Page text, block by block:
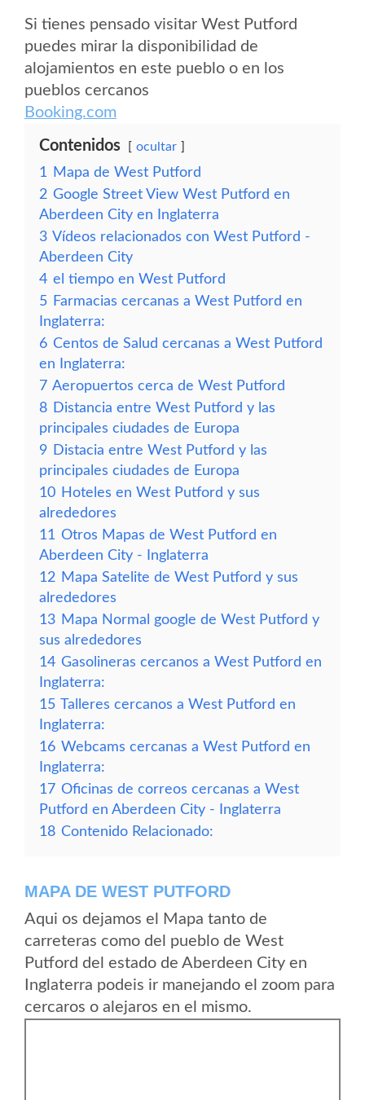
Si tienes pensado visitar West Putford
puedes mirar la disponibilidad de
alojamientos en este pueblo o en los
pueblos cercanos
Booking.com
Contenidos ocultar
1
Mapa de West Putford
2 Google Street View West Putford en
Aberdeen City en Inglaterra
3 Vídeos relacionados con West Putford -
Aberdeen City
4 el tiempo en West Putford
5 Farmacias cercanas a West Putford en
Inglaterra:
6 Centos de Salud cercanas a West Putford
en Inglaterra:
7 Aeropuertos cerca de West Putford
8 Distancia entre West Putford y las
principales ciudades de Europa
9 Distacia entre West Putford y las
principales ciudades de Europa
10 Hoteles en West Putford y sus
alrededores
11 Otros Mapas de West Putford en
Aberdeen City - Inglaterra
12 Mapa Satelite de West Putford y sus
alrededores
13 Mapa Normal google de West Putford y
sus alrededores
14 Gasolineras cercanos a West Putford en
Inglaterra:
15 Talleres cercanos a West Putford en
Inglaterra:
16 Webcams cercanas a West Putford en
Inglaterra:
17 Oficinas de correos cercanas a West
Putford en Aberdeen City - Inglaterra
18 Contenido Relacionado:
MAPA DE WEST PUTFORD
Aqui os dejamos el Mapa tanto de
carreteras como del pueblo de West
Putford del estado de Aberdeen City en
Inglaterra podeis ir manejando el zoom para
cercaros o alejaros en el mismo.